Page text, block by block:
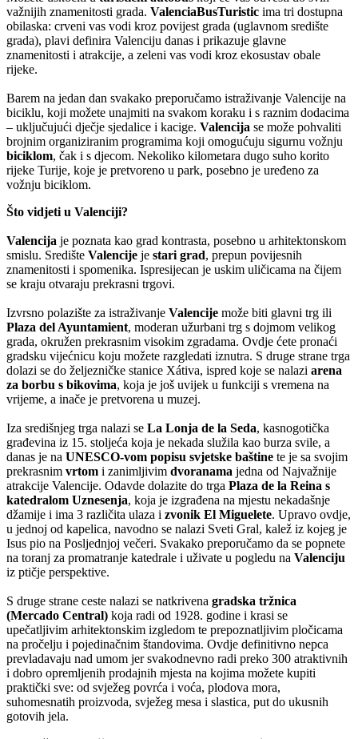
važnijih znamenitosti grada. ValenciaBusTuristic ima tri dostupna
obilaska: crveni vas vodi kroz povijest grada (uglavnom središte
grada), plavi definira Valenciju danas i prikazuje glavne
znamenitosti i atrakcije, a zeleni vas vodi kroz ekosustav obale
rijeke.
Barem na jedan dan svakako preporučamo istraživanje Valencije na
biciklu, koji možete unajmiti na svakom koraku i s raznim dodacima
– uključujući dječje sjedalice i kacige. Valencija se može pohvaliti
brojnim organiziranim programima koji omogućuju sigurnu vožnju
biciklom, čak i s djecom. Nekoliko kilometara dugo suho korito
rijeke Turije, koje je pretvoreno u park, posebno je uređeno za
vožnju biciklom.
Što vidjeti u Valenciji?
Valencija je poznata kao grad kontrasta, posebno u arhitektonskom
smislu. Središte Valencije je stari grad, prepun povijesnih
znamenitosti i spomenika. Ispresijecan je uskim uličicama na čijem
se kraju otvaraju prekrasni trgovi.
Izvrsno polazište za istraživanje Valencije može biti glavni trg ili
Plaza del Ayuntamient, moderan užurbani trg s dojmom velikog
grada, okružen prekrasnim visokim zgradama. Ovdje ćete pronaći
gradsku vijećnicu koju možete razgledati iznutra. S druge strane trga
dolazi se do željezničke stanice Xátiva, ispred koje se nalazi arena
za borbu s bikovima, koja je još uvijek u funkciji s vremena na
vrijeme, a inače je pretvorena u muzej.
Iza središnjeg trga nalazi se La Lonja de la Seda, kasnogotička
građevina iz 15. stoljeća koja je nekada služila kao burza svile, a
danas je na UNESCO-vom popisu svjetske baštine te je sa svojim
prekrasnim vrtom i zanimljivim dvoranama jedna od Najvažnije
atrakcije Valencije. Odavde dolazite do trga Plaza de la Reina s
katedralom Uznesenja, koja je izgrađena na mjestu nekadašnje
džamije i ima 3 različita ulaza i zvonik El Miguelete. Upravo ovdje,
u jednoj od kapelica, navodno se nalazi Sveti Gral, kalež iz kojeg je
Isus pio na Posljednjoj večeri. Svakako preporučamo da se popnete
na toranj za promatranje katedrale i uživate u pogledu na Valenciju
iz ptičje perspektive.
S druge strane ceste nalazi se natkrivena gradska tržnica
(Mercado Central) koja radi od 1928. godine i krasi se
upečatljivim arhitektonskim izgledom te prepoznatljivim pločicama
na pročelju i pojedinačnim štandovima. Ovdje definitivno nepca
prevladavaju nad umom jer svakodnevno radi preko 300 atraktivnih
i dobro opremljenih prodajnih mjesta na kojima možete kupiti
praktički sve: od svježeg povrća i voća, plodova mora,
suhomesnatih proizvoda, svježeg mesa i slastica, put do ukusnih
gotovih jela.